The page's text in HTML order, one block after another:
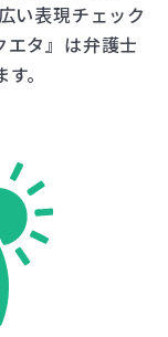
い表現チェック
エタ』は弁護士
。